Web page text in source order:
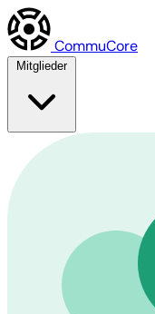
CommuCore
Mitglieder